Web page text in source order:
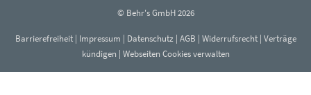
© Behr's GmbH 2026
Barrierefreiheit | Impressum | Datenschutz | AGB | Widerrufsrecht | Verträge
kündigen | Webseiten Cookies verwalten